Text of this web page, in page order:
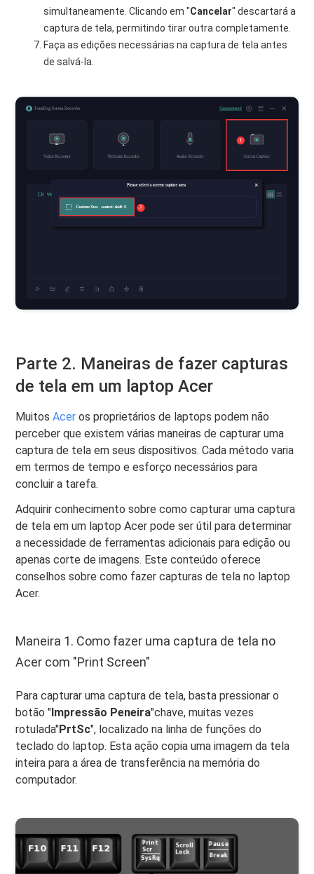
simultaneamente. Clicando em "Cancelar" descartará a
captura de tela, permitindo tirar outra completamente.
Faça as edições necessárias na captura de tela antes
de salvá-la.
Parte 2. Maneiras de fazer capturas
de tela em um laptop Acer
MuitosAcer os proprietários de laptops podem não
perceber que existem várias maneiras de capturar uma
captura de tela em seus dispositivos. Cada método varia
em termos de tempo e esforço necessários para
concluir a tarefa.
Adquirir conhecimento sobre como capturar uma captura
de tela em um laptop Acer pode ser útil para determinar
a necessidade de ferramentas adicionais para edição ou
apenas corte de imagens. Este conteúdo oferece
conselhos sobre como fazer capturas de tela no laptop
Acer.
Maneira 1. Como fazer uma captura de tela no
Acer com "Print Screen"
Para capturar uma captura de tela, basta pressionar o
botão " Impressão Peneira"chave, muitas vezes
rotulada"PrtSc", localizado na linha de funções do
teclado do laptop. Esta ação copia uma imagem da tela
inteira para a área de transferência na memória do
computador.